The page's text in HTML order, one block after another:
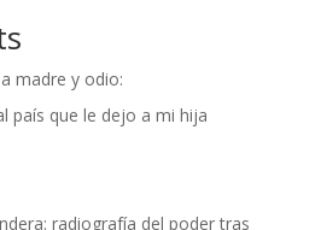
madre y odio:
país que le dejo a mi hija
radiografía del poder tras